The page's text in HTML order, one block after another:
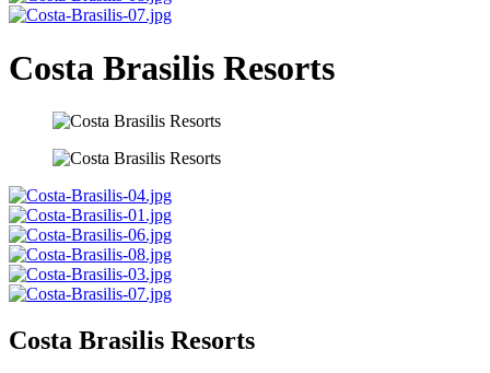
Costa Brasilis Resorts
Costa Brasilis Resorts